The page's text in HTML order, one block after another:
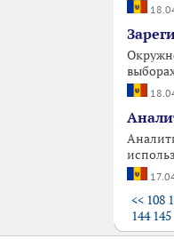
<< 108
144 145